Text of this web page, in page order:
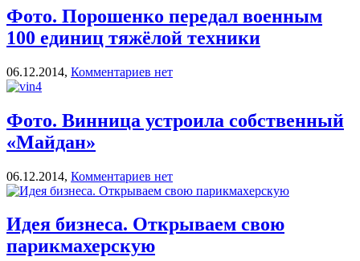
Фото. Порошенко передал военным
100 единиц тяжёлой техники
06.12.2014, Комментариев нет
Фото. Винница устроила собственный
«Майдан»
06.12.2014, Комментариев нет
Идея бизнеса. Открываем свою
парикмахерскую